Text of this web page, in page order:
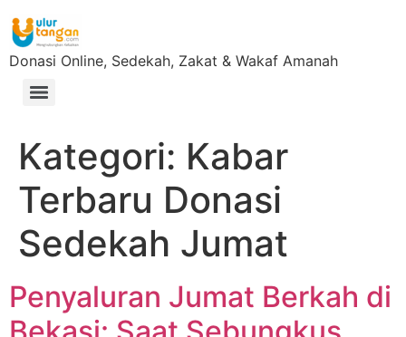
Donasi Online, Sedekah, Zakat & Wakaf Amanah
Kategori: Kabar
Terbaru Donasi
Sedekah Jumat
Penyaluran Jumat Berkah di